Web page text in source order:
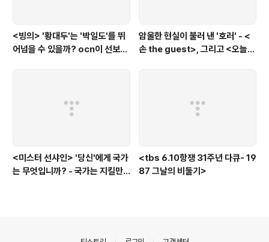
<빙의> '황대두'는 '박일도'를 뛰
어넘을 수 있을까? ocn이 선보인
암울한 현실이 불러 낸 '호러' - <
손 the guest>, 그리고 <오늘의
<미스터 선샤인> '당신'에게 국가
는 무엇입니까? - 국가는 지킬만
<tbs 6.10항쟁 31주년 다큐- 19
87 그날의 비둘기>